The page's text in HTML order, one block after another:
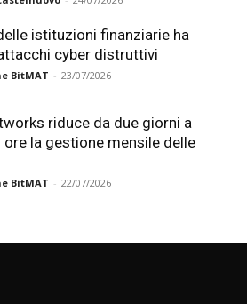
istituzioni finanziarie ha
cyber distruttivi
BitMAT - 23/07/2026
riduce da due giorni a
la gestione mensile delle
BitMAT - 22/07/2026